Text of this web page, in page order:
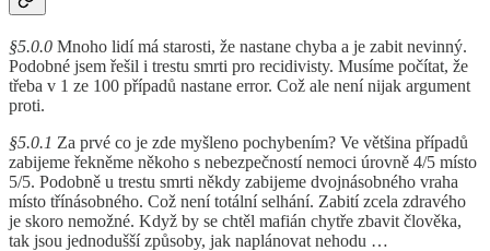
§5.0.0 Mnoho lidí má starosti, že nastane chyba a je zabit nevinný.
Podobné jsem řešil i trestu smrti pro recidivisty. Musíme počítat, že
třeba v 1 ze 100 případů nastane error. Což ale není nijak argument
proti.
§5.0.1 Za prvé co je zde myšleno pochybením? Ve většina případů
zabijeme řekněme někoho s nebezpečností nemoci úrovně 4/5 místo
5/5. Podobně u trestu smrti někdy zabijeme dvojnásobného vraha
místo třínásobného. Což není totální selhání. Zabití zcela zdravého
je skoro nemožné. Když by se chtěl mafián chytře zbavit člověka,
tak jsou jednodušší způsoby, jak naplánovat nehodu …